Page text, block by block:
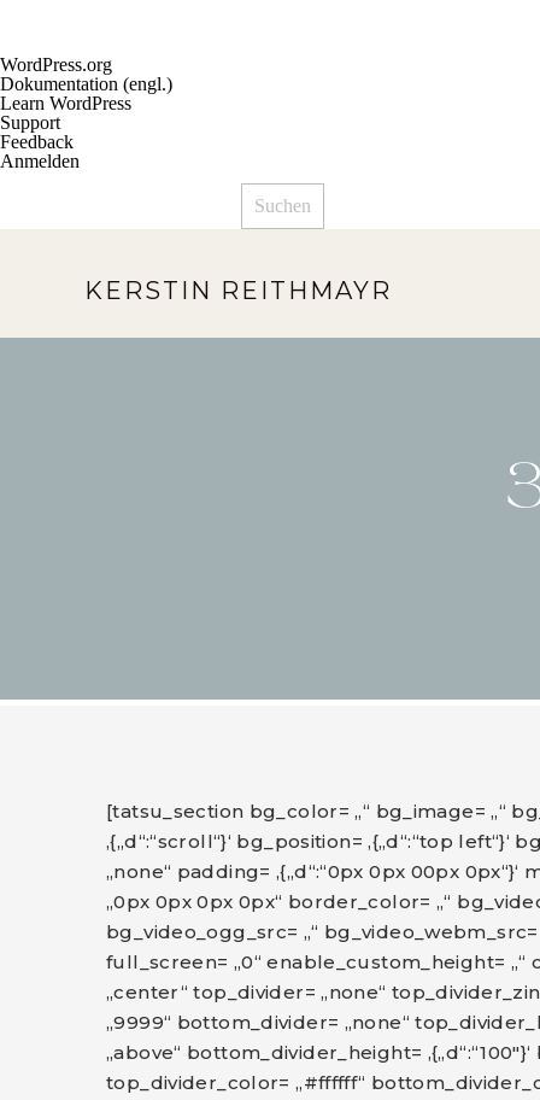
Über
WordPress
WordPress.org
Dokumentation (engl.)
Learn WordPress
Support
Feedback
Anmelden
Suchen
KERSTIN REITHMAYR
[tatsu_section bg_color= „“ bg_image= „“
‚{„d“:“scroll“}‘ bg_position= ‚{„d“:“top left“}‘
„none“ padding= ‚{„d“:“0px 0px 00px 0px“}‘
„0px 0px 0px 0px“ border_color= „“
bg_video_ogg_src= „“
full_screen= „0“ enable_custom_height= „“
„center“ top_divider= „none“
„9999“ bottom_divider= „none“
„above“ bottom_divider_height=
top_divider_color= „#ffffff“